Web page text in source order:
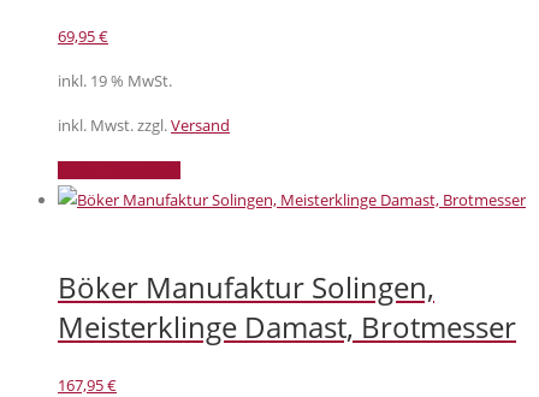
69,95€
inkl. 19 % MwSt.
inkl. Mwst. zzgl.Versand
Böker Manufaktur Solingen,
Meisterklinge Damast, Brotmesser
167,95€